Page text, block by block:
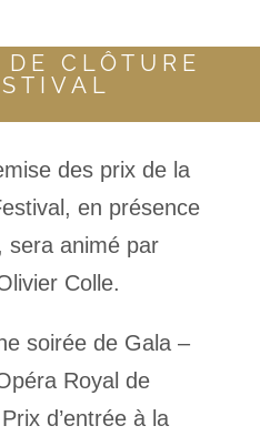
CLÔTURE
des prix de la
en présence
sera animé par
Colle.
soirée de Gala –
Royal de
d’entrée à la